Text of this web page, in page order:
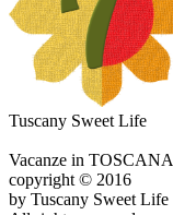
Tuscany Sweet Life
Vacanze in TOSCANA
copyright © 2016
by Tuscany Sweet Life